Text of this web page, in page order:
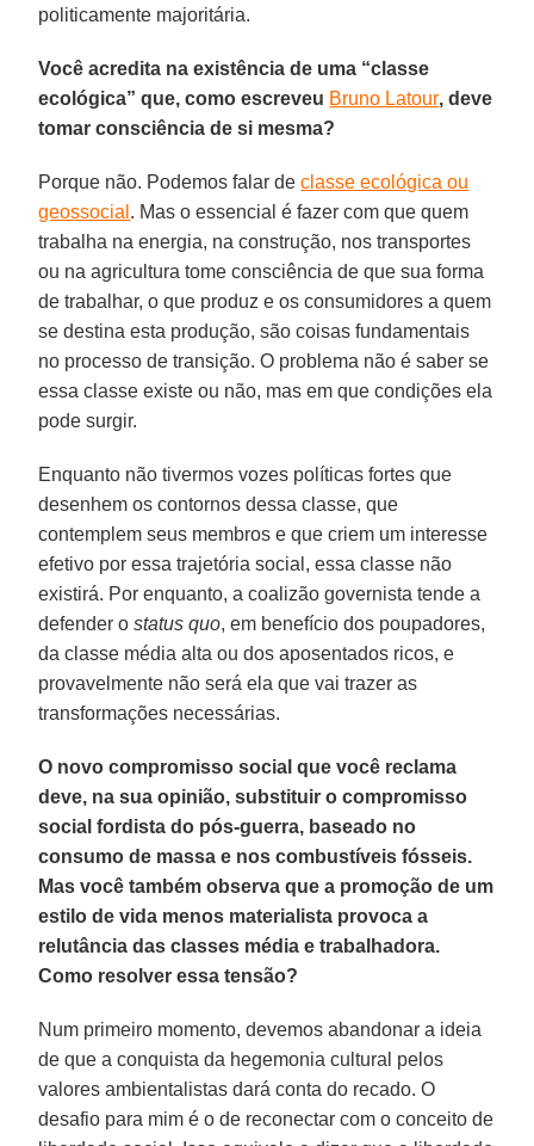
politicamente majoritária.
Você acredita na existência de uma “classe
ecológica” que, como escreveu Bruno Latour, deve
tomar consciência de si mesma?
Porque não. Podemos falar declasse ecológica ou
geossocial . Mas o essencial é fazer com que quem
trabalha na energia, na construção, nos transportes
ou na agricultura tome consciência de que sua forma
de trabalhar, o que produz e os consumidores a quem
se destina esta produção, são coisas fundamentais
no processo de transição. O problema não é saber se
essa classe existe ou não, mas em que condições ela
pode surgir.
Enquanto não tivermos vozes políticas fortes que
desenhem os contornos dessa classe, que
contemplem seus membros e que criem um interesse
efetivo por essa trajetória social, essa classe não
existirá. Por enquanto, a coalizão governista tende a
defender ostatus quo, em benefício dos poupadores,
da classe média alta ou dos aposentados ricos, e
provavelmente não será ela que vai trazer as
transformações necessárias.
O novo compromisso social que você reclama
deve, na sua opinião, substituir o compromisso
social fordista do pós-guerra, baseado no
consumo de massa e nos combustíveis fósseis.
Mas você também observa que a promoção de um
estilo de vida menos materialista provoca a
relutância das classes média e trabalhadora.
Como resolver essa tensão?
Num primeiro momento, devemos abandonar a ideia
de que a conquista da hegemonia cultural pelos
valores ambientalistas dará conta do recado. O
desafio para mim é o de reconectar com o conceito de